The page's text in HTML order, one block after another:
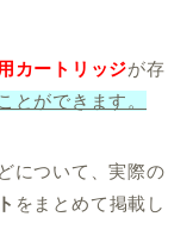
カートリッジが存
とができます。
について、実際の
をまとめて掲載し